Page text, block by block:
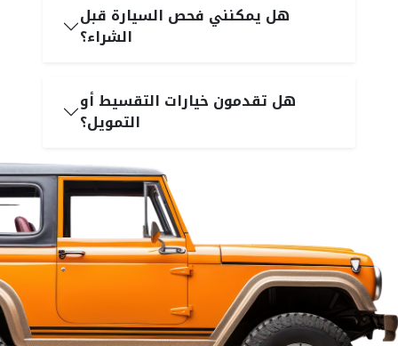
هل يمكنني فحص السيارة قبل
الشراء؟
هل تقدمون خيارات التقسيط أو
التمويل؟